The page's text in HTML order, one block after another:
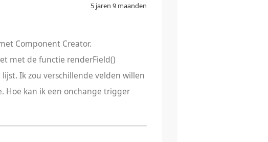
5 jaren 9 maanden
Component Creator.
met de functie renderField()
Ik zou verschillende velden willen
Hoe kan ik een onchange trigger